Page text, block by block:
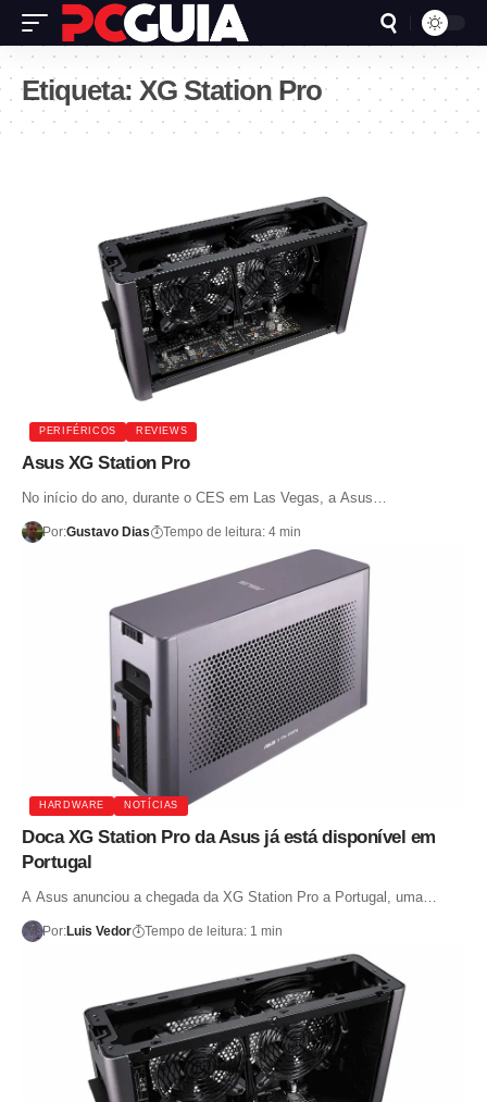
Etiqueta: XG Station Pro
PERIFÉRICOS REVIEWS
Asus XG Station Pro
No início do ano, durante o CES em Las Vegas, a Asus…
Por:Gustavo Dias Tempo de leitura: 4 min
HARDWARE NOTÍCIAS
Doca XG Station Pro da Asus já está disponível em
Portugal
A Asus anunciou a chegada da XG Station Pro a Portugal, uma…
Por:Luis Vedor Tempo de leitura: 1 min